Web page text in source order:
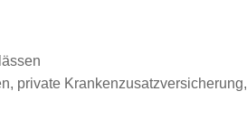
private Krankenzusatzversicherung,